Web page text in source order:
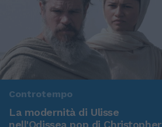
Controtempo
La modernità di Ulisse
nell'Odissea pop di Christopher